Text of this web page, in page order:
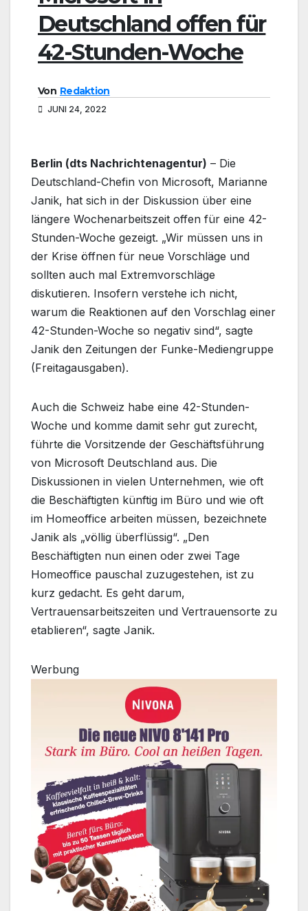
Deutschland offen für
42-Stunden-Woche
Von Redaktion
JUNI 24, 2022
Berlin (dts Nachrichtenagentur) – Die
Deutschland-Chefin von Microsoft, Marianne
Janik, hat sich in der Diskussion über eine
längere Wochenarbeitszeit offen für eine 42-
Stunden-Woche gezeigt. „Wir müssen uns in
der Krise öffnen für neue Vorschläge und
sollten auch mal Extremvorschläge
diskutieren. Insofern verstehe ich nicht,
warum die Reaktionen auf den Vorschlag einer
42-Stunden-Woche so negativ sind“, sagte
Janik den Zeitungen der Funke-Mediengruppe
(Freitagausgaben).
Auch die Schweiz habe eine 42-Stunden-
Woche und komme damit sehr gut zurecht,
führte die Vorsitzende der Geschäftsführung
von Microsoft Deutschland aus. Die
Diskussionen in vielen Unternehmen, wie oft
die Beschäftigten künftig im Büro und wie oft
im Homeoffice arbeiten müssen, bezeichnete
Janik als „völlig überflüssig“. „Den
Beschäftigten nun einen oder zwei Tage
Homeoffice pauschal zuzugestehen, ist zu
kurz gedacht. Es geht darum,
Vertrauensarbeitszeiten und Vertrauensorte zu
etablieren“, sagte Janik.
Werbung